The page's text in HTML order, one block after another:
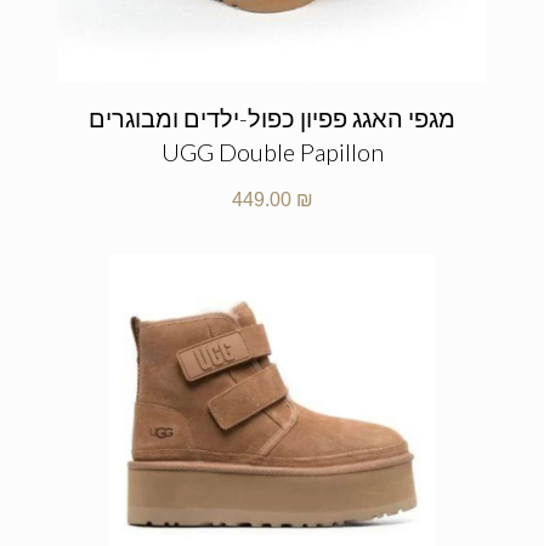
מגפי האגג פפיון כפול-ילדים ומבוגרים
UGG Double Papillon
449.00 ₪